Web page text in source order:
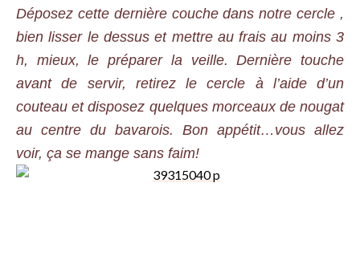
Déposez cette dernière couche dans notre cercle ,
bien lisser le dessus et mettre au frais au moins 3
h, mieux, le préparer la veille. Dernière touche
avant de servir, retirez le cercle à l’aide d’un
couteau et disposez quelques morceaux de nougat
au centre du bavarois. Bon appétit…vous allez
voir, ça se mange sans faim!